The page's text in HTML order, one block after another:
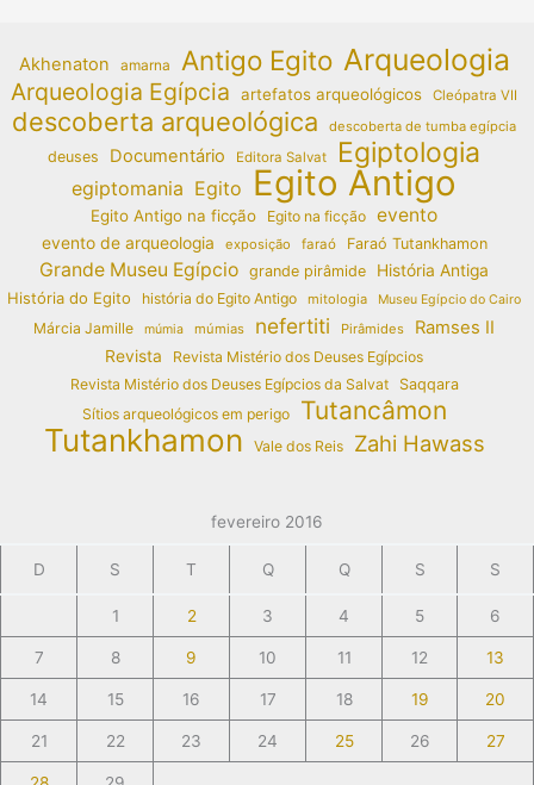
Akhenaton amarna Antigo Egito Arqueologia
Arqueologia Egípcia artefatos arqueológicos Cleópatra VII
descoberta arqueológica descoberta de tumba egípcia
deuses Documentário Editora Salvat Egiptologia
egiptomania Egito Egito Antigo
Egito Antigo na ficção Egito na ficção evento
evento de arqueologia exposição faraó Faraó Tutankhamon
Grande Museu Egípcio grande pirâmide
História Antiga
História do Egito
história do Egito Antigo mitologia Museu Egípcio do Cairo
Márcia Jamille múmia múmias nefertiti Pirâmides Ramses II
Revista
Revista Mistério dos Deuses Egípcios
Revista Mistério dos Deuses Egípcios da Salvat
Saqqara
Sítios arqueológicos em perigo
Tutancâmon
Tutankhamon Vale dos Reis Zahi Hawass
fevereiro 2016
D S T Q Q S S
1 2 3 4 5 6
7 8 9 10 11 12 13
14 15 16 17 18 19 20
21 22 23 24 25 26 27